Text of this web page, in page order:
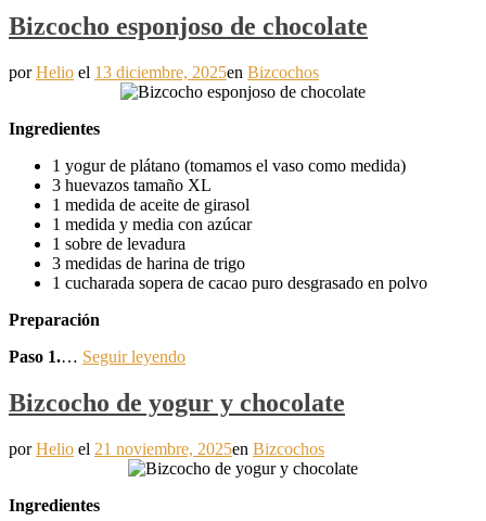
Bizcocho esponjoso de chocolate
porHelio el 13 diciembre, 2025en Bizcochos
Ingredientes
1 yogur de plátano (tomamos el vaso como medida)
3 huevazos tamaño XL
1 medida de aceite de girasol
1 medida y media con azúcar
1 sobre de levadura
3 medidas de harina de trigo
1 cucharada sopera de cacao puro desgrasado en polvo
Preparación
Paso 1.… Seguir leyendo
Bizcocho de yogur y chocolate
porHelio el 21 noviembre, 2025en Bizcochos
Ingredientes